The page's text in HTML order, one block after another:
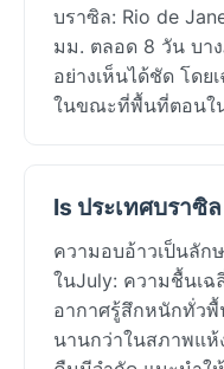
บราซิล: Rio de
มม. ตลอด 8 วัน บา
อย่างเห็นได้ชัด โดย
ในขณะที่พื้นที่ตอนใ
Is ประเทศบราซิ
ความอบอ้าวเป็นลัก
ในJuly: ความชื้นเฉ
อากาศรู้สึกหนักทั่วพื้
นานกว่าในสภาพแห้